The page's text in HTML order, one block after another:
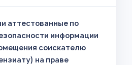
аттестованные по
информации
соискателю
на праве